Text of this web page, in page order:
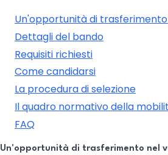
Un'opportunità di
Dettagli del bando
Requisiti richiesti
Come candidarsi
La procedura di selezione
Il quadro normativo della
FAQ
Un'opportunità di trasferimento nel